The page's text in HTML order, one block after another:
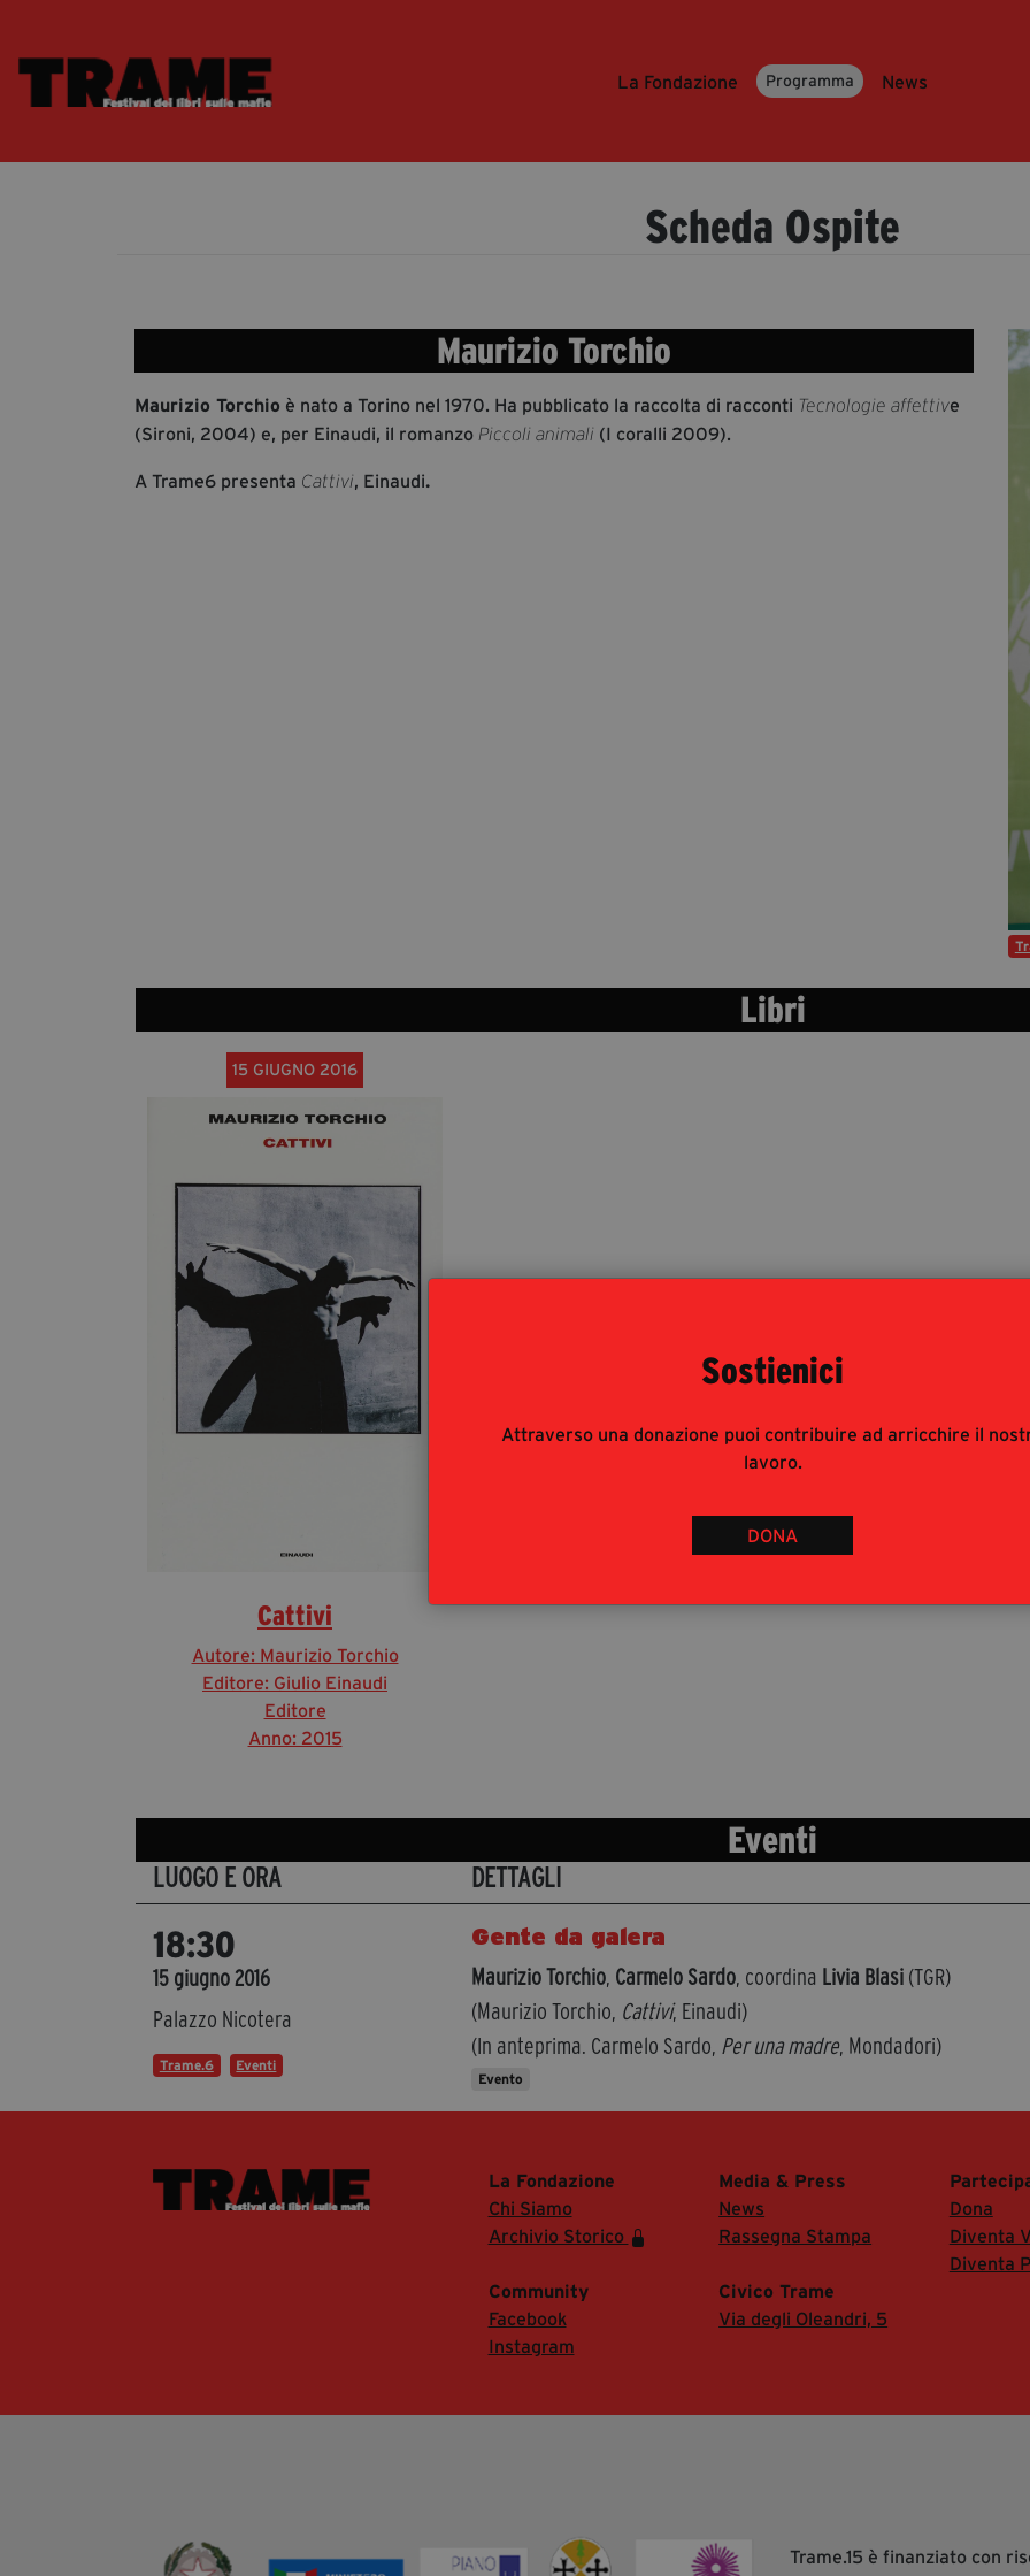
Sostienici
Attraverso una donazione puoi contribuire ad arricchire il
lavoro.
DONA
La Fondazione Programma News
Scheda Ospite
Maurizio Torchio
Maurizio Torchio è nato a Torino nel 1970. Ha pubblicato la raccolta di racconti Tecnologie affettive
(Sironi, 2004) e, per Einaudi, il romanzo Piccoli animali (I coralli 2009).
A Trame6 presenta Cattivi, Einaudi.
Libri
15 GIUGNO 2016
Cattivi
Autore: Maurizio Torchio
Editore: Giulio Einaudi
Editore
Anno: 2015
Eventi
LUOGO E ORA DETTAGLI
18:30
15 giugno 2016
Palazzo Nicotera
Trame.6 Eventi
Gente da galera
Maurizio Torchio, Carmelo Sardo, coordina Livia Blasi (TGR)
(Maurizio Torchio, Cattivi, Einaudi)
(In anteprima. Carmelo Sardo, Per una madre, Mondadori)
Evento
La Fondazione
Chi Siamo
Archivio Storico
Media & Press
News
Rassegna Stampa
Dona
Diventa
Diventa
Community
Facebook
Instagram
Civico Trame
Via degli Oleandri, 5
Trame.15 è finanziato con